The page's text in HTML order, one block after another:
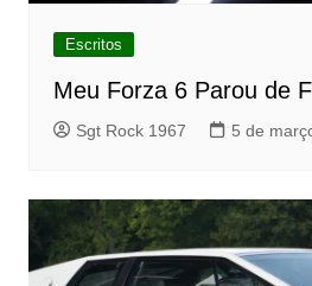
Escritos
Meu Forza 6 Parou de
Sgt Rock 1967 5 de